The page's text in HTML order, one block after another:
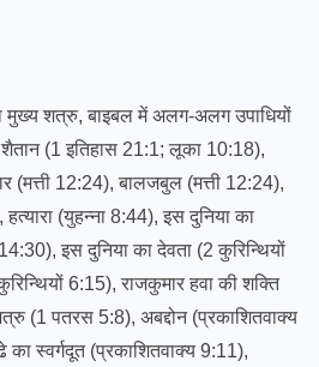
मुख्य शत्रु, बाइबल में अलग-अलग उपाधियों
शैतान (1 इतिहास 21:1; लूका 10:18),
(मत्ती 12:24), बालजबुल (मत्ती 12:24),
हत्यारा (युहन्ना 8:44), इस दुनिया का
इस दुनिया का देवता (2 कुरिन्थियों
6:15), राजकुमार हवा की शक्ति
(1 पतरस 5:8), अबद्दोन (प्रकाशितवाक्य
स्वर्गदूत (प्रकाशितवाक्य 9:11),